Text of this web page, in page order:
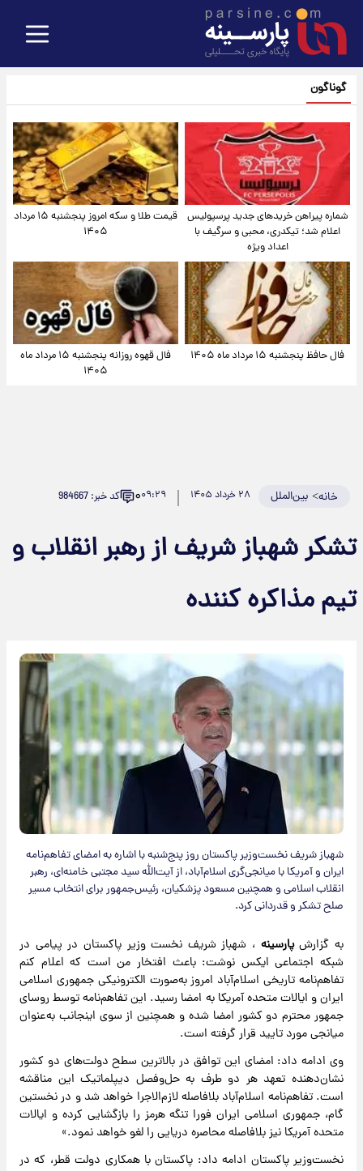
گوناگون
شماره پیراهن خریدهای جدید پرسپولیس
اعلام شد؛ تیکدری، محبی و سرگیف با
اعداد ویژه
قیمت طلا و سکه امروز پنجشنبه ۱۵ مرداد
۱۴۰۵
فال حافظ پنجشنبه ۱۵ مرداد ماه ۱۴۰۵
فال قهوه روزانه پنجشنبه ۱۵ مرداد ماه
۱۴۰۵
خانه> بین‌الملل ۲۸ خرداد ۱۴۰۵ ۰۹:۲۹۰ کد خبر: 984667
تشکر شهباز شریف از رهبر انقلاب و
تیم مذاکره کننده
شهباز شریف نخست‌وزیر پاکستان روز پنج‌شنبه با اشاره به امضای تفاهم‌نامه
ایران و آمریکا با میانجی‌گری اسلام‌آباد، از آیت‌الله سید مجتبی خامنه‌ای، رهبر
انقلاب اسلامی و همچنین مسعود پزشکیان، رئیس‌جمهور برای انتخاب مسیر
صلح تشکر و قدردانی کرد.
به گزارشپارسینه ، شهباز شریف نخست وزیر پاکستان در پیامی در
شبکه اجتماعی ایکس نوشت: باعث افتخار من است که اعلام کنم
تفاهم‌نامه تاریخی اسلام‌آباد امروز به‌صورت الکترونیکی جمهوری اسلامی
ایران و ایالات متحده آمریکا به امضا رسید. این تفاهم‌نامه توسط روسای
جمهور محترم دو کشور امضا شده و همچنین از سوی اینجانب به‌عنوان
میانجی مورد تایید قرار گرفته است.
وی ادامه داد: امضای این توافق در بالاترین سطح دولت‌های دو کشور
نشان‌دهنده تعهد هر دو طرف به حل‌وفصل دیپلماتیک این مناقشه
است. تفاهم‌نامه اسلام‌آباد بلافاصله لازم‌الاجرا خواهد شد و در نخستین
گام، جمهوری اسلامی ایران فورا تنگه هرمز را بازگشایی کرده و ایالات
متحده آمریکا نیز بلافاصله محاصره دریایی را لغو خواهد نمود.»
نخست‌وزیر پاکستان ادامه داد: پاکستان با همکاری دولت قطر، که در